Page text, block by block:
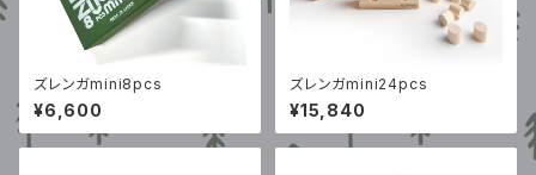
ズレンガmini8pcs
¥6,600
ズレンガmini24pcs
¥15,840